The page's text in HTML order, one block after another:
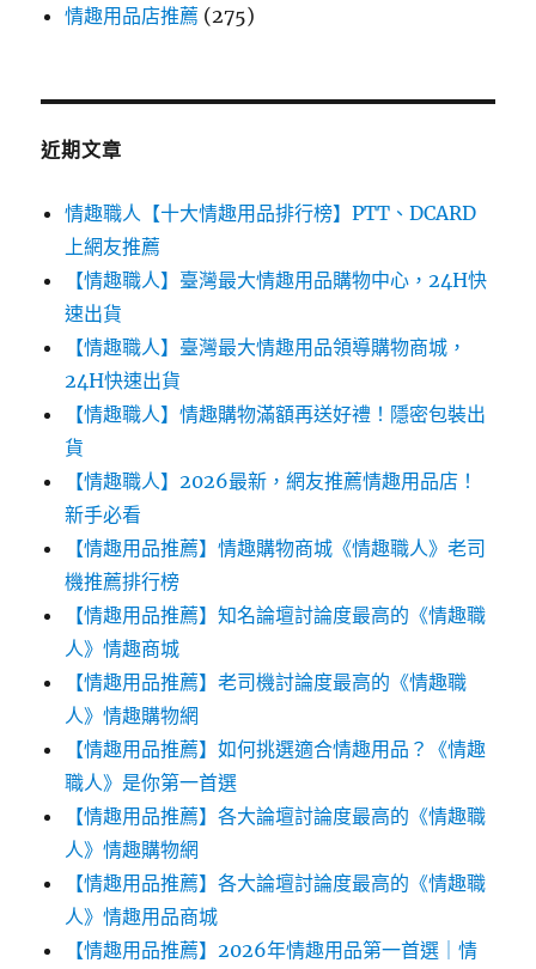
情趣用品店推薦 (275)
近期文章
情趣職人【十大情趣用品排行榜】PTT、DCARD
上網友推薦
【情趣職人】臺灣最大情趣用品購物中心，24H快
速出貨
【情趣職人】臺灣最大情趣用品領導購物商城，
24H快速出貨
【情趣職人】情趣購物滿額再送好禮！隱密包裝出
貨
【情趣職人】2026最新，網友推薦情趣用品店！
新手必看
【情趣用品推薦】情趣購物商城《情趣職人》老司
機推薦排行榜
【情趣用品推薦】知名論壇討論度最高的《情趣職
人》情趣商城
【情趣用品推薦】老司機討論度最高的《情趣職
人》情趣購物網
【情趣用品推薦】如何挑選適合情趣用品？《情趣
職人》是你第一首選
【情趣用品推薦】各大論壇討論度最高的《情趣職
人》情趣購物網
【情趣用品推薦】各大論壇討論度最高的《情趣職
人》情趣用品商城
【情趣用品推薦】2026年情趣用品第一首選｜情